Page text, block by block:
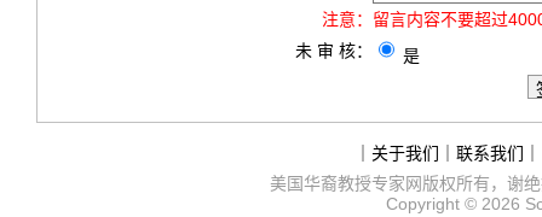
注意： 留言内容不要超过
未 审 核：
是
关于我们 联系我们
美国华裔教授专家网版权所有，谢
Copyright © 2026